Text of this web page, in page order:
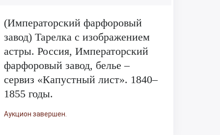
(Императорский фарфоровый
завод) Тарелка с изображением
астры. Россия, Императорский
фарфоровый завод, белье –
сервиз «Капустный лист». 1840–
1855 годы.
Аукцион завершен.